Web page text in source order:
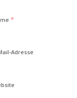
*
Adresse